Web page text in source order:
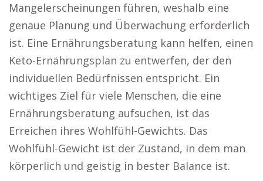
Mangelerscheinungen führen, weshalb eine
genaue Planung und Überwachung erforderlich
ist. Eine Ernährungsberatung kann helfen, einen
Keto-Ernährungsplan zu entwerfen, der den
individuellen Bedürfnissen entspricht. Ein
wichtiges Ziel für viele Menschen, die eine
Ernährungsberatung aufsuchen, ist das
Erreichen ihres Wohlfühl-Gewichts. Das
Wohlfühl-Gewicht ist der Zustand, in dem man
körperlich und geistig in bester Balance ist.